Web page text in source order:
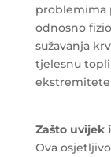
problemima
odnosno
sužavanja
tjelesnu
ekstremitete
Zašto uvijek
Ova